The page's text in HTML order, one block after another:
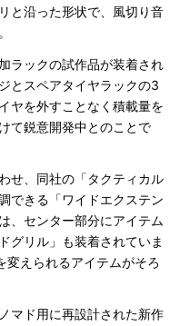
と沿った形状で、風切り音
ラックの試作品が装着され
とスペアタイヤラックの3
ヤを外すことなく積載量を
て鋭意開発中とのことで
せ、同社の「タクティカル
できる「ワイドエクステン
、センター部分にアイテム
グリル」も装着されていま
変えられるアイテムがそろ
マド用に再設計された新作